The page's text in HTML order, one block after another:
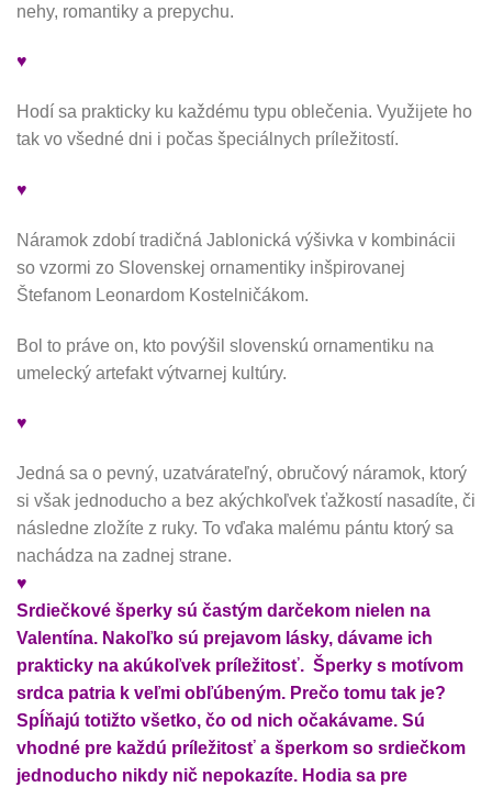
nehy, romantiky a prepychu.
♥
Hodí sa prakticky ku každému typu oblečenia. Využijete ho
tak vo všedné dni i počas špeciálnych príležitostí.
♥
Náramok zdobí tradičná Jablonická výšivka v kombinácii
so vzormi zo Slovenskej ornamentiky inšpirovanej
Štefanom Leonardom Kostelničákom.
Bol to práve on, kto povýšil slovenskú ornamentiku na
umelecký artefakt výtvarnej kultúry.
♥
Jedná sa o pevný, uzatvárateľný, obručový náramok, ktorý
si však jednoducho a bez akýchkoľvek ťažkostí nasadíte, či
následne zložíte z ruky. To vďaka malému pántu ktorý sa
nachádza na zadnej strane.
♥
Srdiečkové šperky sú častým darčekom nielen na
Valentína. Nakoľko sú prejavom lásky, dávame ich
prakticky na akúkoľvek príležitosť. Šperky s motívom
srdca patria k veľmi obľúbeným. Prečo tomu tak je?
Spĺňajú totižto všetko, čo od nich očakávame. Sú
vhodné pre každú príležitosť a šperkom so srdiečkom
jednoducho nikdy nič nepokazíte. Hodia sa pre